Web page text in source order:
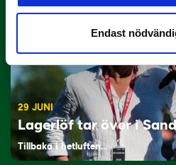
Endast
29 JUNI
Lagerlöf tar över i
Tillbaka i hetluften…